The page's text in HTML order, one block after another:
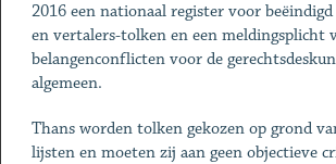
2016 een nationaal register voor
en vertalers-tolken en een meldingsplicht
belangenconflicten voor de
algemeen.
Thans worden tolken gekozen op grond
lijsten en moeten zij aan geen objectieve